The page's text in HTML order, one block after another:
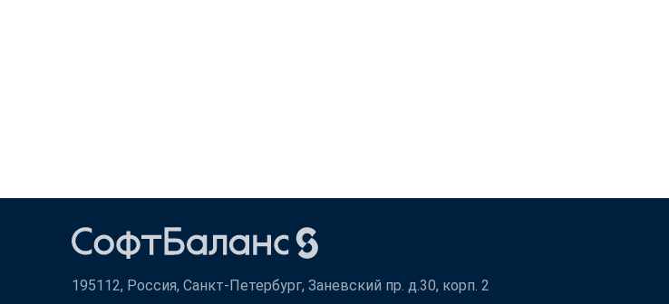
195112, Россия, Санкт-Петербург, Заневский пр. д.30, корп. 2